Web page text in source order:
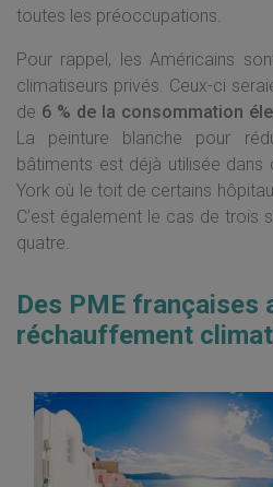
toutes les préoccupations.
Pour rappel, les Américains
climatiseurs privés. Ceux-ci
de 6 % de la consommation
La peinture blanche pour
bâtiments est déjà utilisée
York où le toit de certains
C’est également le cas de trois
quatre.
Des PME françaises
réchauffement